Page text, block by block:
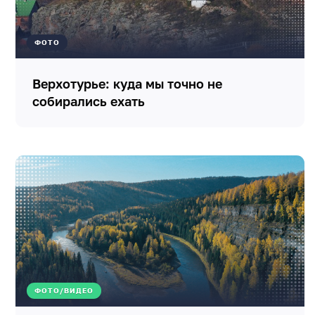
ФОТО
Верхотурье: куда мы точно не
собирались ехать
ФОТО/ВИДЕО